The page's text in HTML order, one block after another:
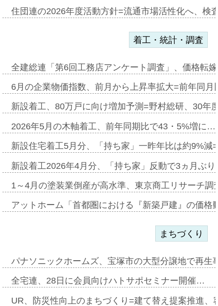
住団連の2026年度活動方針=流通市場活性化へ、検
着工・統計・調査
全建総連「第6回工務店アンケート調査」、価格転
6月の企業物価指数、前月から上昇率拡大=前年同
新設着工、80万戸に向け増加予測=野村総研、30年
2026年5月の木軸着工、前年同期比で43・5%増に…
新設住宅着工5月分、「持ち家」一昨年比は約9%
新設着工2026年4月分、「持ち家」反動で3ヵ月ぶ
1～4月の塗装業倒産が高水準、東京商工リサーチ
アットホーム「首都圏における『新築戸建』の価
まちづくり
パナソニックホームズ、宝塚市の大型分譲地で再
全宅連、28日に会員向けハトサポセミナー開催…
UR、防災性向上のまちづくり=建て替え提案推進